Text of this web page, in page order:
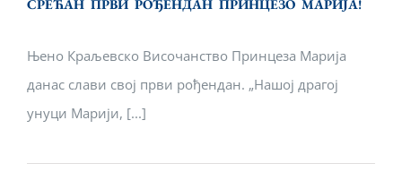
СРЕЋАН ПРВИ РОЂЕНДАН ПРИНЦЕЗО МАРИЈА!
Њено Краљевско Височанство Принцеза Марија
данас слави свој први рођендан. „Нашој драгој
унуци Марији, [...]